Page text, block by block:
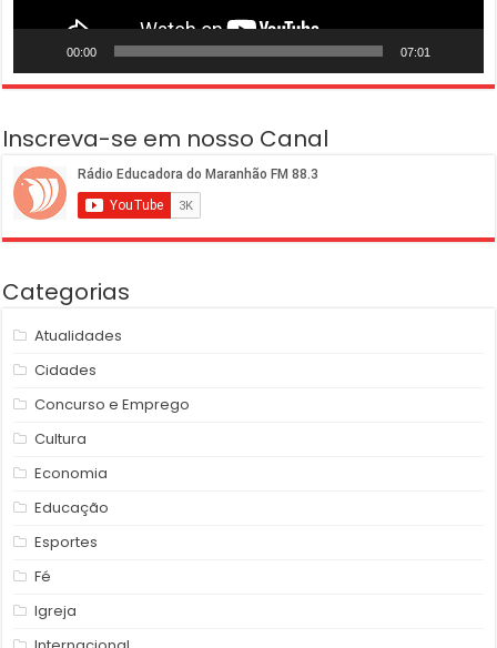
00:00 07:01
Inscreva-se em nosso Canal
Categorias
Atualidades
Cidades
Concurso e Emprego
Cultura
Economia
Educação
Esportes
Fé
Igreja